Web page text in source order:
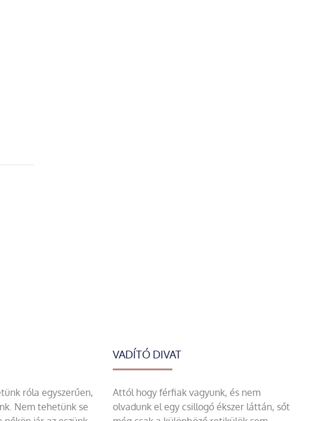
róla egyszerűen,
Nem tehetünk se
VADÍTÓ DIVAT
Attól hogy férfiak vagyunk, és nem
olvadunk el egy csillogó ékszer láttán, sőt